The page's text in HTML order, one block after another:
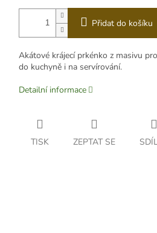
Přidat do košíku
Akátové krájecí prkénko z masivu
do kuchyně i na servírování.
Detailní informace
TISK ZEPTAT SE